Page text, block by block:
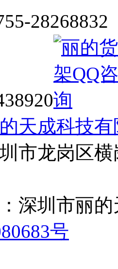
28268832
天成科技
市龙岗区
深圳市丽
号